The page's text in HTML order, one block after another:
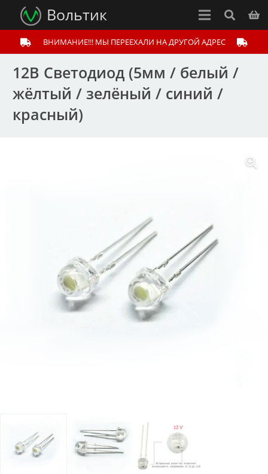
Вольтик
ВНИМАНИЕ!!! МЫ ПЕРЕЕХАЛИ НА ДРУГОЙ АДРЕС
12В Светодиод (5мм / белый /
жёлтый / зелёный / синий /
красный)